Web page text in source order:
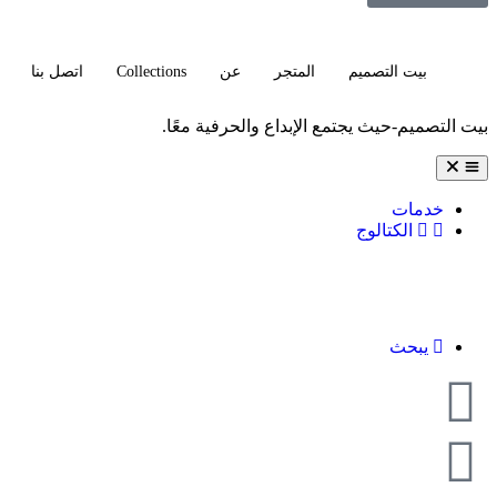
بيت التصميم المتجر عن Collections اتصل بنا
بيت التصميم-حيث يجتمع الإبداع والحرفية معًا.
خدمات
الكتالوج
يبحث